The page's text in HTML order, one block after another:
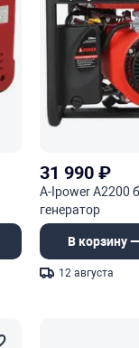
31 990₽
A-Ipower A2200
генератор
В корзину
12 августа